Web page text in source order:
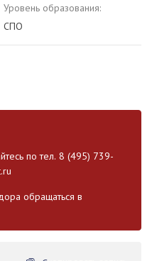
Уровень образования:
СПО
по тел. 8 (495) 739-
обращаться в